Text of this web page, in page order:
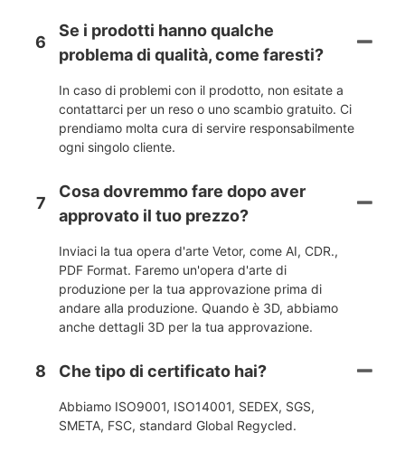
6
Se i prodotti hanno qualche
problema di qualità, come faresti?
In caso di problemi con il prodotto, non esitate a
contattarci per un reso o uno scambio gratuito. Ci
prendiamo molta cura di servire responsabilmente
ogni singolo cliente.
7
Cosa dovremmo fare dopo aver
approvato il tuo prezzo?
Inviaci la tua opera d'arte Vetor, come AI, CDR.,
PDF Format. Faremo un'opera d'arte di
produzione per la tua approvazione prima di
andare alla produzione. Quando è 3D, abbiamo
anche dettagli 3D per la tua approvazione.
8 Che tipo di certificato hai?
Abbiamo ISO9001, ISO14001, SEDEX, SGS,
SMETA, FSC, standard Global Regycled.